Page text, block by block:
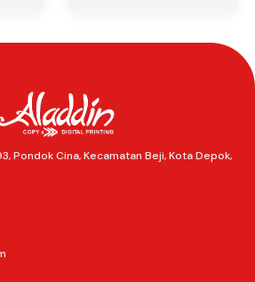
Pondok Cina, Kecamatan Beji, Kota Depok,